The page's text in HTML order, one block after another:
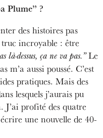
Plume” ?
des histoires pas
incroyable : être
là-dessus, ça ne va pas.”Le
m’a aussi poussé. C’est
pratiques. Mais des
lesquels j’aurais pu
profité des quatre
une nouvelle de 40-